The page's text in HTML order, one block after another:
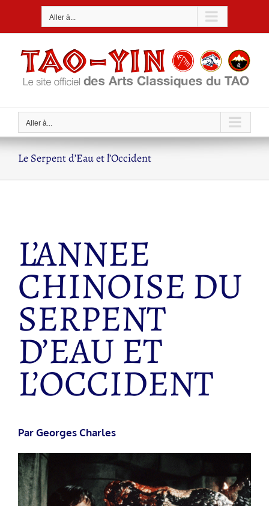
Aller à...
Aller à...
Le Serpent d’Eau et l’Occident
L’ANNEE
CHINOISE DU
SERPENT
D’EAU ET
L’OCCIDENT
Par Georges Charles